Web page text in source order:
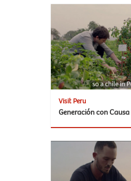
Visit Peru
Generación con